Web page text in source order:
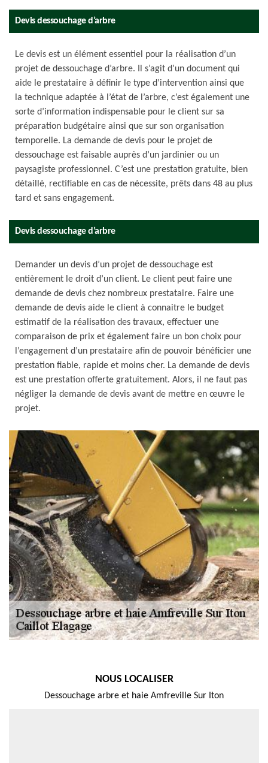
Devis dessouchage d’arbre
Le devis est un élément essentiel pour la réalisation d’un
projet de dessouchage d’arbre. Il s’agit d’un document qui
aide le prestataire à définir le type d’intervention ainsi que
la technique adaptée à l’état de l’arbre, c’est également une
sorte d’information indispensable pour le client sur sa
préparation budgétaire ainsi que sur son organisation
temporelle. La demande de devis pour le projet de
dessouchage est faisable auprès d’un jardinier ou un
paysagiste professionnel. C’est une prestation gratuite, bien
détaillé, rectifiable en cas de nécessite, prêts dans 48 au plus
tard et sans engagement.
Devis dessouchage d’arbre
Demander un devis d’un projet de dessouchage est
entièrement le droit d’un client. Le client peut faire une
demande de devis chez nombreux prestataire. Faire une
demande de devis aide le client à connaitre le budget
estimatif de la réalisation des travaux, effectuer une
comparaison de prix et également faire un bon choix pour
l’engagement d’un prestataire afin de pouvoir bénéficier une
prestation fiable, rapide et moins cher. La demande de devis
est une prestation offerte gratuitement. Alors, il ne faut pas
négliger la demande de devis avant de mettre en œuvre le
projet.
NOUS LOCALISER
Dessouchage arbre et haie Amfreville Sur Iton